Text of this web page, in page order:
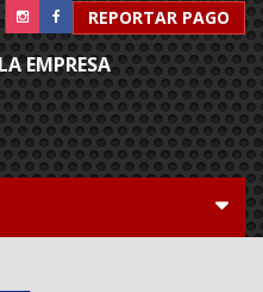
REPORTAR PAGO
EMPRESA